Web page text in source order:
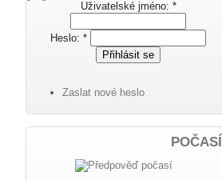
Uživatelské jméno: *
Heslo:*
Zaslat nové heslo
POČASÍ